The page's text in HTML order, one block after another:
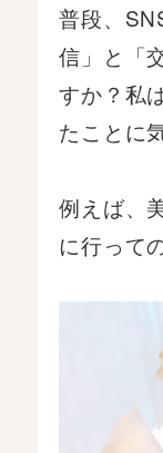
普段、
信」と「
すか？私
たことに
例えば、
に行って